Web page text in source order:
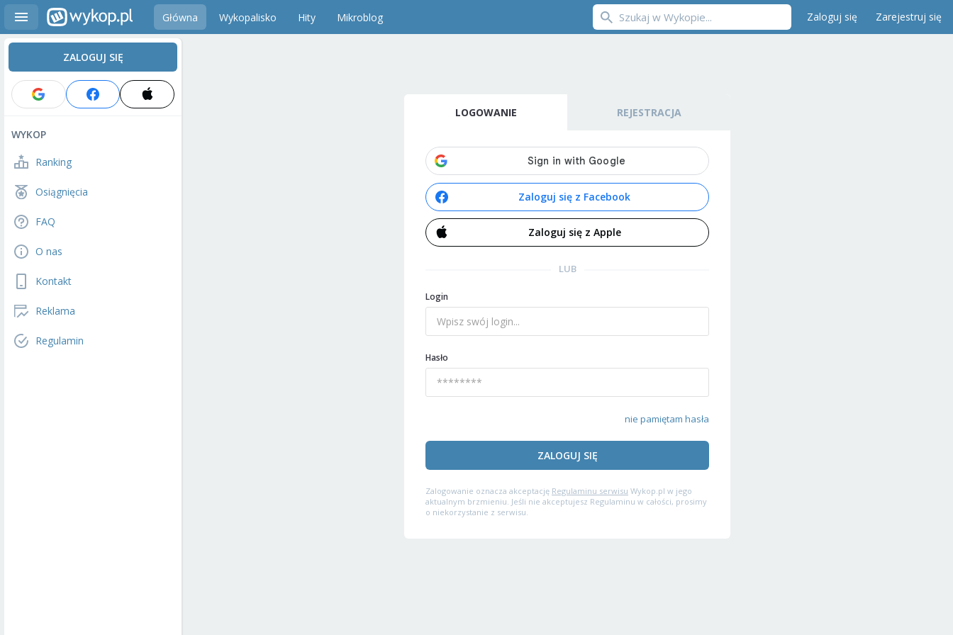
Główna Wykopalisko Hity Mikroblog Zaloguj się Zarejestruj się
ZALOGUJ SIĘ
WYKOP
Ranking
Osiągnięcia
FAQ
O nas
Kontakt
Reklama
Regulamin
LOGOWANIE REJESTRACJA
Zaloguj się z Facebook
Zaloguj się z Apple
LUB
Login
Hasło
nie pamiętam hasła
ZALOGUJ SIĘ
Zalogowanie oznacza akceptację Regulaminu serwisu Wykop.pl w jego
aktualnym brzmieniu. Jeśli nie akceptujesz Regulaminu w całości, prosimy
o niekorzystanie z serwisu.